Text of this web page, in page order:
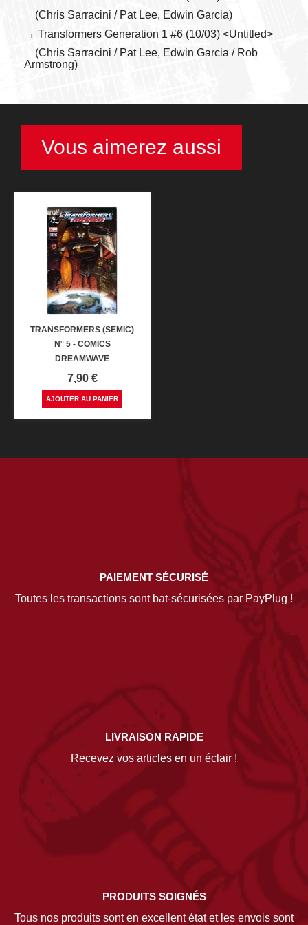
(Chris Sarracini / Pat Lee, Edwin Garcia)
→ Transformers Generation 1 #6 (10/03) <Untitled>
(Chris Sarracini / Pat Lee, Edwin Garcia / Rob
Armstrong)
Vous aimerez aussi
TRANSFORMERS (SEMIC)
N° 5 - COMICS
DREAMWAVE
Prix
7,90 €
AJOUTER AU PANIER
PAIEMENT SÉCURISÉ
Toutes les transactions sont bat-sécurisées par PayPlug !
LIVRAISON RAPIDE
Recevez vos articles en un éclair !
PRODUITS SOIGNÉS
Tous nos produits sont en excellent état et les envois sont